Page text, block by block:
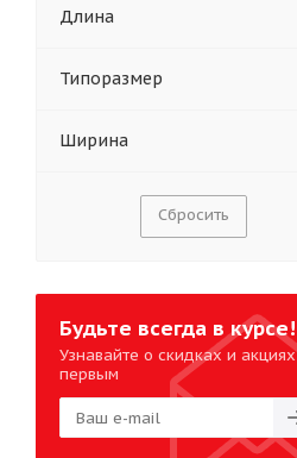
Длина
Типоразмер
Ширина
Сбросить
Будьте всегда в курсе!
Узнавайте о скидках и акциях
первым